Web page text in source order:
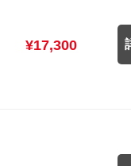
¥17,300